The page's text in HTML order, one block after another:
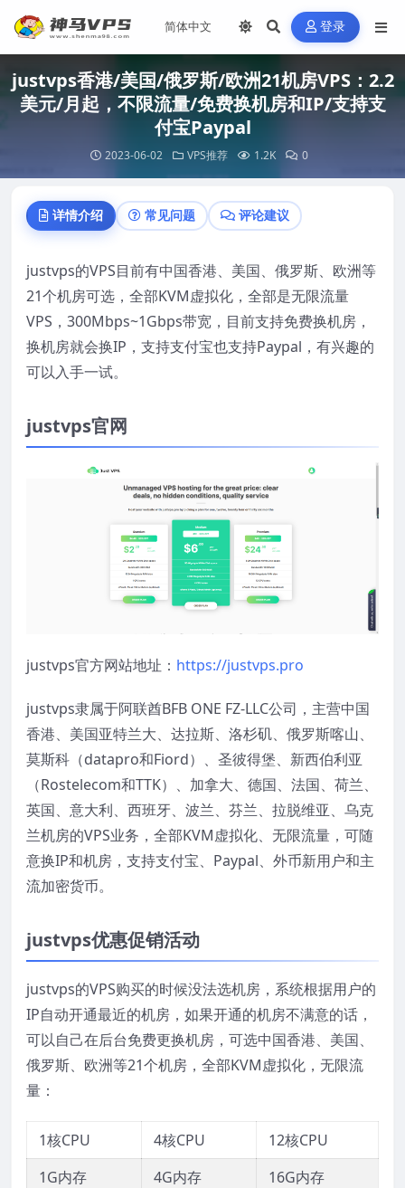
登录
justvps香港/美国/俄罗斯/欧洲21机房VPS：2.2
美元/月起，不限流量/免费换机房和IP/支持支
付宝Paypal
2023-06-02 VPS推荐 1.2K 0
详情介绍 常见问题 评论建议
justvps的VPS目前有中国香港、美国、俄罗斯、欧洲等
21个机房可选，全部KVM虚拟化，全部是无限流量
VPS，300Mbps~1Gbps带宽，目前支持免费换机房，
换机房就会换IP，支持支付宝也支持Paypal，有兴趣的
可以入手一试。
justvps官网
justvps官方网站地址： https://justvps.pro
justvps隶属于阿联酋BFB ONE FZ-LLC公司，主营中国
香港、美国亚特兰大、达拉斯、洛杉矶、俄罗斯喀山、
莫斯科（datapro和Fiord）、圣彼得堡、新西伯利亚
（Rostelecom和TTK）、加拿大、德国、法国、荷兰、
英国、意大利、西班牙、波兰、芬兰、拉脱维亚、乌克
兰机房的VPS业务，全部KVM虚拟化、无限流量，可随
意换IP和机房，支持支付宝、Paypal、外币新用户和主
流加密货币。
justvps优惠促销活动
justvps的VPS购买的时候没法选机房，系统根据用户的
IP自动开通最近的机房，如果开通的机房不满意的话，
可以自己在后台免费更换机房，可选中国香港、美国、
俄罗斯、欧洲等21个机房，全部KVM虚拟化，无限流
量：
1核CPU 4核CPU
12核CPU
1G内存
4G内存
16G内存